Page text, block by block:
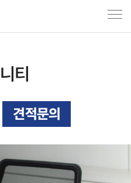
티
견적문의